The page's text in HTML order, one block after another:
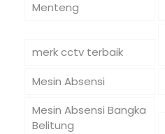
Menteng
merk cctv terbaik
Mesin Absensi
Mesin Absensi Bangka
Belitung